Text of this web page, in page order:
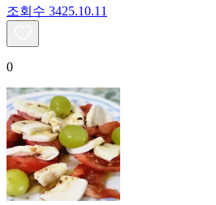
조회수 3425.10.11
0